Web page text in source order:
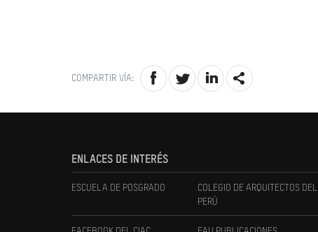
COMPARTIR VÍA:
ENLACES DE INTERÉS
ESCUELA DE POSGRADO
COLEGIO DE ARQUITECTOS DEL
PERÚ